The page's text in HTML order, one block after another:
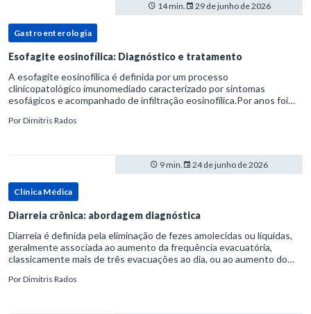
14 min. 29 de junho de 2026
Gastroenterologia
Esofagite eosinofílica: Diagnóstico e tratamento
A esofagite eosinofílica é definida por um processo
clinicopatológico imunomediado caracterizado por sintomas
esofágicos e acompanhado de infiltração eosinofílica.Por anos foi
refluxo gastr
PorDimitris Rados
9 min. 24 de junho de 2026
Clínica Médica
Diarreia crônica: abordagem diagnóstica
Diarreia é definida pela eliminação de fezes amolecidas ou líquidas,
geralmente associada ao aumento da frequência evacuatória,
classicamente mais de três evacuações ao dia, ou ao aumento do
PorDimitris Rados